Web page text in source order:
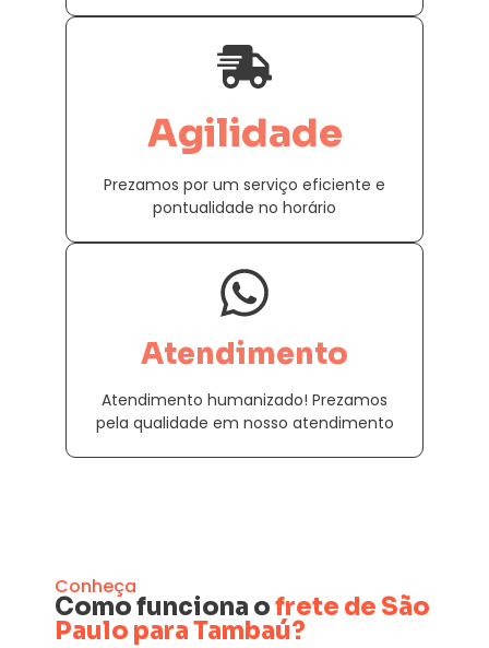
Agilidade
Prezamos por um serviço eficiente e
pontualidade no horário
Atendimento
Atendimento humanizado! Prezamos
pela qualidade em nosso atendimento
Conheça
Como funciona ofrete de São
Paulo para Tambaú?